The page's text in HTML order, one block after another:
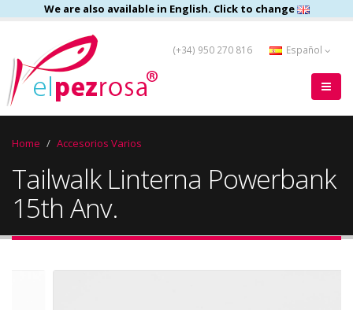
We are also available in English. Click to change
(+34) 950 270 816 Español
Home Accesorios Varios
Tailwalk Linterna Powerbank
15th Anv.